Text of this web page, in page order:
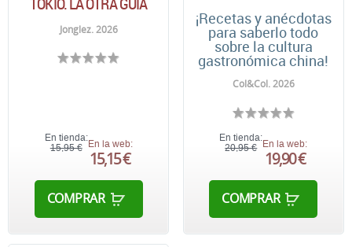
Jonglez. 2026
En tienda:
15,95 € En la web:
15,15 €
COMPRAR
¡Recetas y anécdotas
para saberlo todo
sobre la cultura
gastronómica china!
Col&Col. 2026
En tienda:
20,95 €
En la web:
19,90 €
COMPRAR